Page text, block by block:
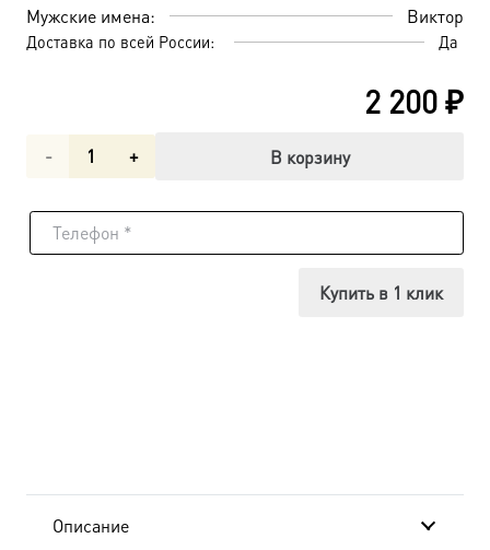
Мужские имена: Виктор
Доставка по всей России: Да
2 200₽
Количество
Мученик
В корзину
Купить в 1 клик
Описание